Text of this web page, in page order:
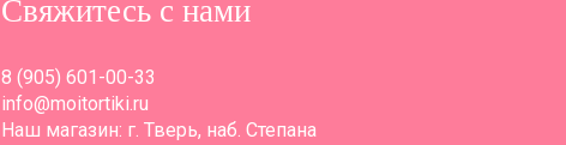
Свяжитесь с нами
8 (905) 601-00-33
info@moitortiki.ru
Наш магазин: г. Тверь, наб. Степана